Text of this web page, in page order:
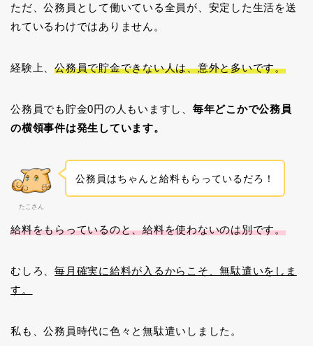
ただ、公務員として働いている全員が、安定した生活を送
れているわけではありません。
経験上、公務員で貯金できない人は、意外と多いです。
公務員でも貯金0円の人もいますし、 毎年どこかで公務員
の横領事件は発生しています。
たこさん
公務員はちゃんと給料もらっているだろ！
給料をもらっているのと、給料を使わないのは別です。
むしろ、毎月確実に給料が入るからこそ、無駄遣いをしま
す。
私も、公務員時代に色々と無駄遣いしました。